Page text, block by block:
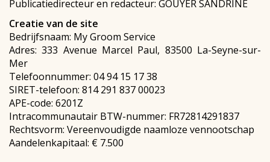
Publicatiedirecteur en redacteur: GOUYER SANDRINE
Creatie van de site
Bedrijfsnaam: My Groom Service
Adres: 333 Avenue Marcel Paul, 83500 La-Seyne-sur-
Mer
Telefoonnummer: 04 94 15 17 38
SIRET-telefoon: 814 291 837 00023
APE-code: 6201Z
Intracommunautair BTW-nummer: FR72814291837
Rechtsvorm: Vereenvoudigde naamloze vennootschap
Aandelenkapitaal: € 7.500